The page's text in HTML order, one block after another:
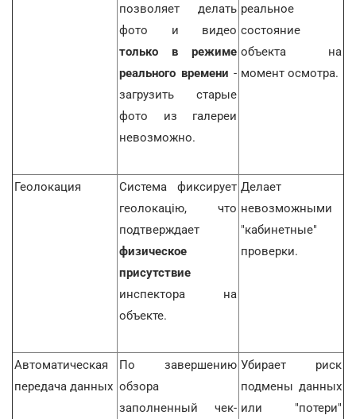
позволяет делать
фото и видео
только в режиме
реального времени -
загрузить старые
фото из галереи
невозможно.
реальное
состояние
объекта на
момент осмотра.
Геолокация
Система фиксирует
геолокацію, что
подтверждает
физическое
присутствие
инспектора на
объекте.
Делает
невозможными
"кабинетные"
проверки.
Автоматическая
передача данных
По завершению
обзора
заполненный чек-
Убирает риск
подмены данных
или "потери"